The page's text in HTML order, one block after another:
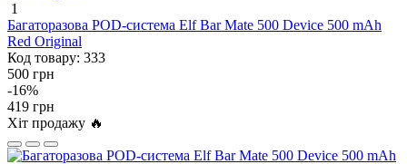
1
Багаторазова POD-система Elf Bar Mate 500 Device 500 mAh
Red Original
Код товару: 333
500 грн
-16%
419 грн
Хіт продажу 🔥